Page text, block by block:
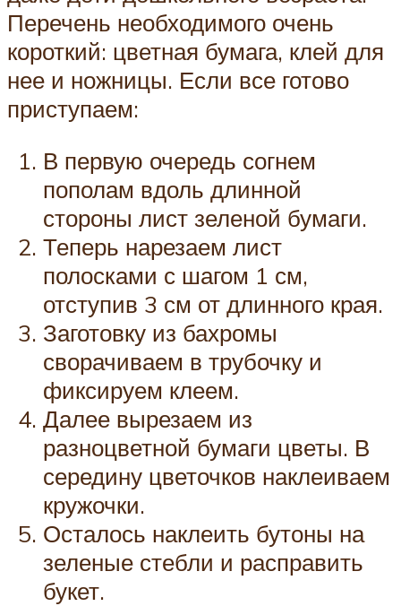
Перечень необходимого очень
короткий: цветная бумага, клей для
нее и ножницы. Если все готово
приступаем:
В первую очередь согнем
пополам вдоль длинной
стороны лист зеленой бумаги.
Теперь нарезаем лист
полосками с шагом 1 см,
отступив 3 см от длинного края.
Заготовку из бахромы
сворачиваем в трубочку и
фиксируем клеем.
Далее вырезаем из
разноцветной бумаги цветы. В
середину цветочков наклеиваем
кружочки.
Осталось наклеить бутоны на
зеленые стебли и расправить
букет.